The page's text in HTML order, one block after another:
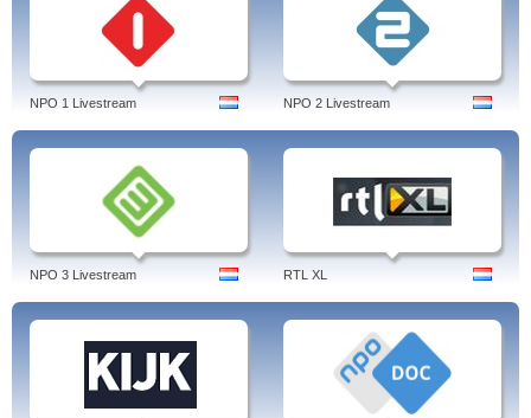
NPO 1 Livestream NPO 2 Livestream
NPO 3 Livestream RTL XL